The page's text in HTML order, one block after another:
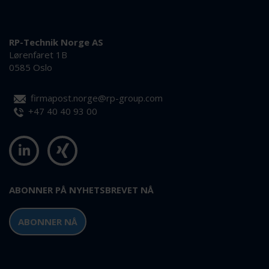
RP-Technik Norge AS
Lørenfaret 1B
0585 Oslo
firmapost.norge@rp-group.com
+47 40 40 93 00
ABONNER PÅ NYHETSBREVET NÅ
ABONNER NÅ